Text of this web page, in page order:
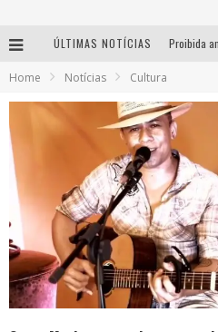
ÚLTIMAS NOTÍCIAS
Home Notícias Cultura